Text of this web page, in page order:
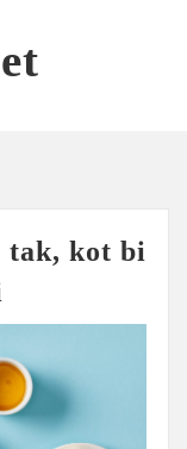
tak, kot bi